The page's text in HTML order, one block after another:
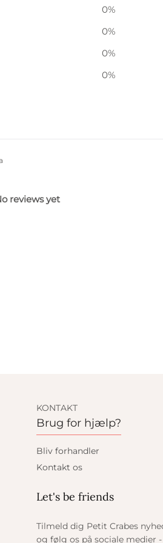
0%
0%
0%
0%
reviews yet
KONTAKT
Brug for hjælp?
Bliv forhandler
Kontakt os
Let's be friends
Tilmeld dig Petit Crabes
og følg os på sociale medier